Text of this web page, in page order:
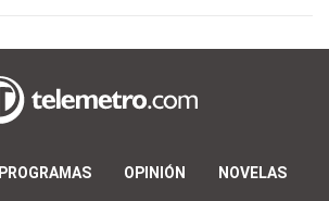
PROGRAMAS OPINIÓN NOVELAS